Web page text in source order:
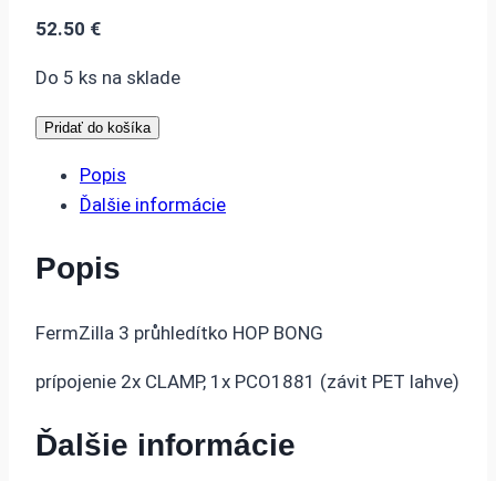
52.50 €
Do 5 ks na sklade
množstvo
GEN
ventil
64mm
Pridať do košíka
Popis
Ďalšie informácie
Popis
FermZilla 3 průhledítko HOP BONG
prípojenie 2x CLAMP, 1x PCO1881 (závit PET lahve)
Ďalšie informácie